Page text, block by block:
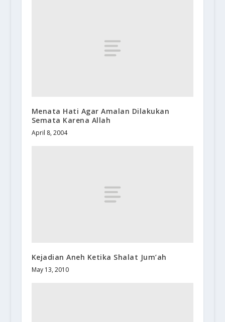
Menata Hati Agar Amalan Dilakukan
Semata Karena Allah
April 8, 2004
Kejadian Aneh Ketika Shalat Jum’ah
May 13, 2010